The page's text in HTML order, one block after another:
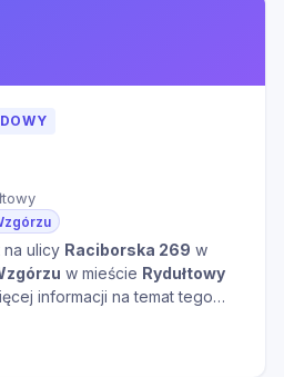
ulicy Raciborska 269 w
w mieście Rydułtowy
informacji na temat tego